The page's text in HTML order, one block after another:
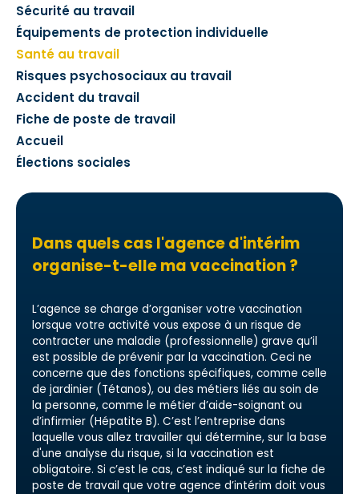
Sécurité au travail
Équipements de protection individuelle
Santé au travail
Risques psychosociaux au travail
Accident du travail
Fiche de poste de travail
Accueil
Élections sociales
Dans quels cas l'agence d'intérim
organise-t-elle ma vaccination ?
L’agence se charge d’organiser votre vaccination
lorsque votre activité vous expose à un risque de
contracter une maladie (professionnelle) grave qu’il
est possible de prévenir par la vaccination. Ceci ne
concerne que des fonctions spécifiques, comme celle
de jardinier (Tétanos), ou des métiers liés au soin de
la personne, comme le métier d’aide-soignant ou
d’infirmier (Hépatite B). C’est l’entreprise dans
laquelle vous allez travailler qui détermine, sur la base
d'une analyse du risque, si la vaccination est
obligatoire. Si c’est le cas, c’est indiqué sur la fiche de
poste de travail que votre agence d’intérim doit vous